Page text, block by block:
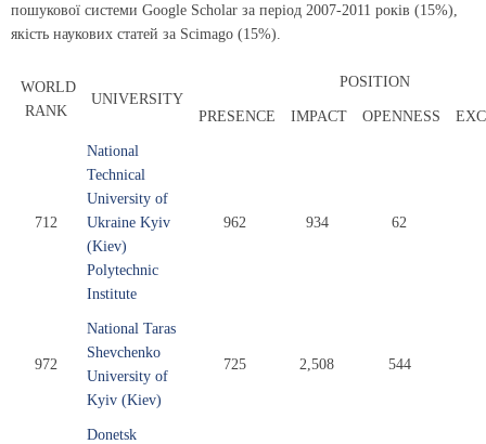
пошукової системи Google Scholar за період 2007-2011 років (15%),
якість наукових статей за Scimago (15%).
WORLD
RANK
UNIVERSITY
POSITION
PRESENCE IMPACT OPENNESS
712
National
Technical
University of
Ukraine Kyiv
(Kiev)
Polytechnic
Institute
962 934 62
972
National Taras
Shevchenko
University of
Kyiv (Kiev)
725 2,508 544
Donetsk